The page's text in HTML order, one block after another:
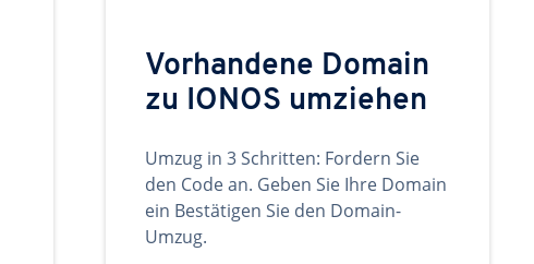
Vorhandene Domain
zu IONOS umziehen
Umzug in 3 Schritten: Fordern Sie
den Code an. Geben Sie Ihre Domain
ein Bestätigen Sie den Domain-
Umzug.